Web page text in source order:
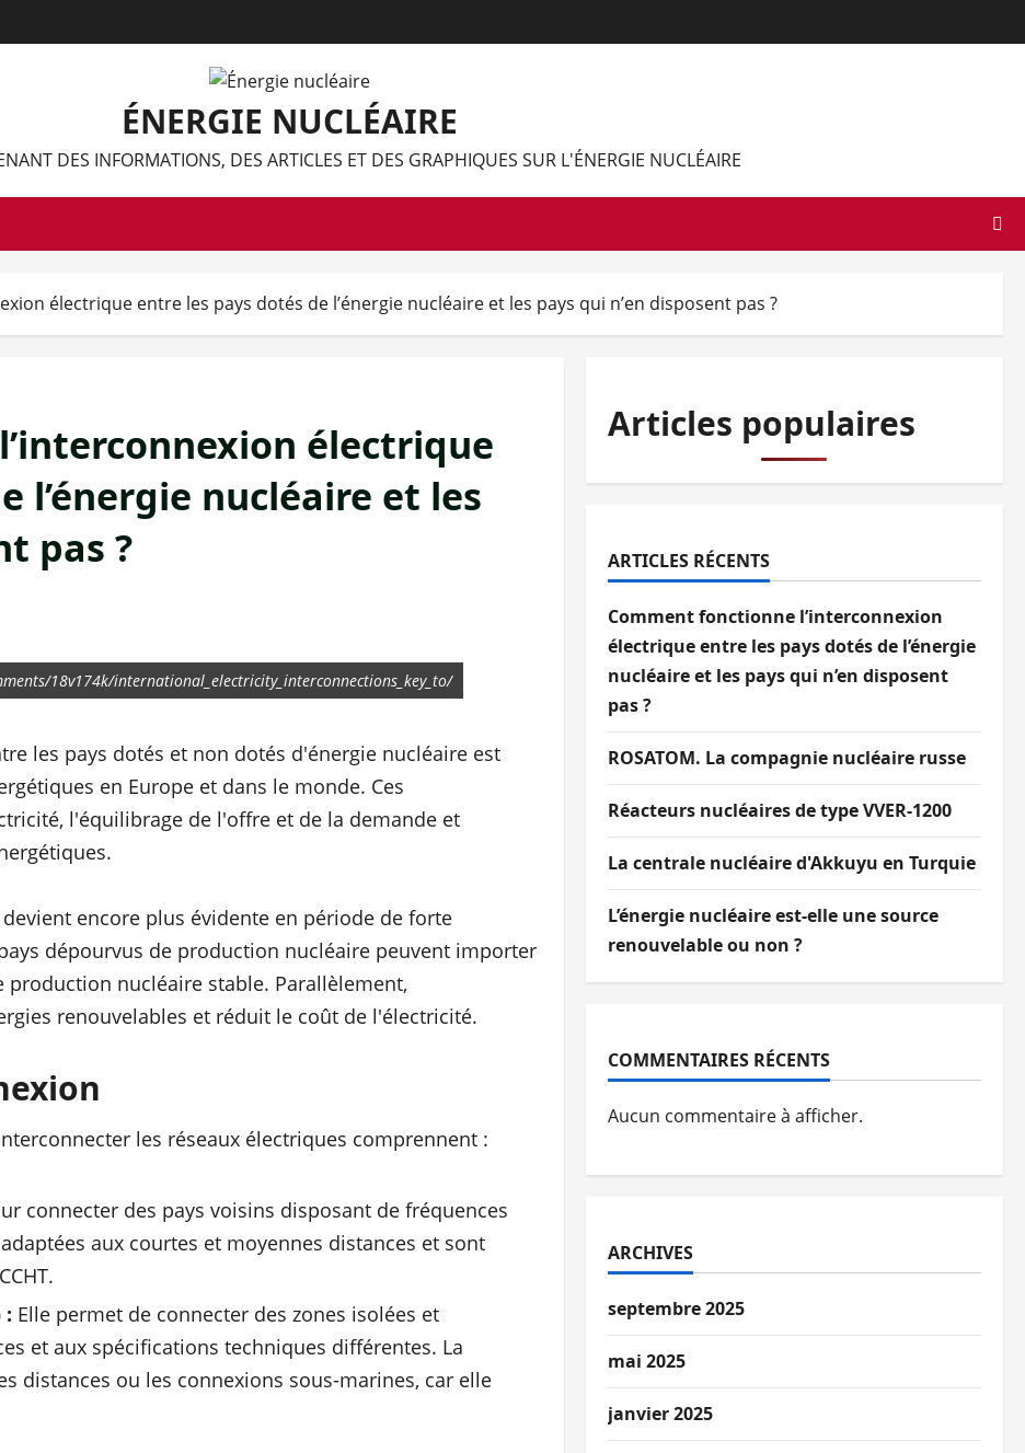
ÉNERGIE NUCLÉAIRE
DES INFORMATIONS, DES ARTICLES ET DES GRAPHIQUES SUR L'ÉNERGIE NUCLÉAIRE
électrique entre les pays dotés de l’énergie nucléaire et les pays qui n’en disposent pas ?
électrique
l’énergie nucléaire et les
pas ?
18v174k/international_electricity_interconnections_key_to/
les pays dotés et non dotés d'énergie nucléaire est
en Europe et dans le monde. Ces
l'équilibrage de l'offre et de la demande et
encore plus évidente en période de forte
dépourvus de production nucléaire peuvent importer
nucléaire stable. Parallèlement,
renouvelables et réduit le coût de l'électricité.
les réseaux électriques comprennent :
connecter des pays voisins disposant de fréquences
aux courtes et moyennes distances et sont
: Elle permet de connecter des zones isolées et
et aux spécifications techniques différentes. La
distances ou les connexions sous-marines, car elle
Articles populaires
ARTICLES RÉCENTS
Comment fonctionne l’interconnexion
électrique entre les pays dotés de l’énergie
nucléaire et les pays qui n’en disposent
pas ?
ROSATOM. La compagnie nucléaire russe
Réacteurs nucléaires de type VVER-1200
La centrale nucléaire d'Akkuyu en Turquie
L’énergie nucléaire est-elle une source
renouvelable ou non ?
COMMENTAIRES RÉCENTS
Aucun commentaire à afficher.
ARCHIVES
septembre 2025
mai 2025
janvier 2025